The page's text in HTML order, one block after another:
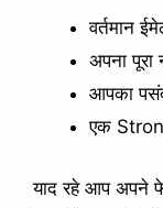
वर्तमान
अपना पूरा
आपका
एक
याद रहे आप